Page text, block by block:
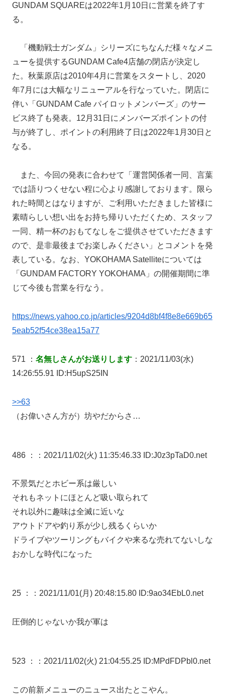
GUNDAM SQUAREは2022年1月10日に営業を終了す
る。
「機動戦士ガンダム」シリーズにちなんだ様々なメニ
ューを提供するGUNDAM Cafe4店舗の閉店が決定し
た。秋葉原店は2010年4月に営業をスタートし、2020
年7月には大幅なリニューアルを行なっていた。閉店に
伴い「GUNDAM Cafe パイロットメンバーズ」のサー
ビス終了も発表。12月31日にメンバーズポイントの付
与が終了し、ポイントの利用終了日は2022年1月30日と
なる。
また、今回の発表に合わせて「運営関係者一同、言葉
では語りつくせない程に心より感謝しております。限ら
れた時間とはなりますが、ご利用いただきました皆様に
素晴らしい想い出をお持ち帰りいただくため、スタッフ
一同、精一杯のおもてなしをご提供させていただきます
ので、是非最後までお楽しみください」とコメントを発
表している。なお、YOKOHAMA Satelliteについては
「GUNDAM FACTORY YOKOHAMA」の開催期間に準
じて今後も営業を行なう。
https://news.yahoo.co.jp/articles/9204d8bf4f8e8e669b65
5eab52f54ce38ea15a77
571 ： 名無しさんがお送りします ：2021/11/03(水)
14:26:55.91 ID:H5upS25IN
>>63
（お偉いさん方が）坊やだからさ…
486 ： ：2021/11/02(火) 11:35:46.33 ID:J0z3pTaD0.net
不景気だとホビー系は厳しい
それもネットにほとんど吸い取られて
それ以外に趣味は全滅に近いな
アウトドアや釣り系が少し残るくらいか
ドライブやツーリングもバイクや来るな売れてないしな
おかしな時代になった
25 ： ：2021/11/01(月) 20:48:15.80 ID:9ao34EbL0.net
圧倒的じゃないか我が軍は
523 ： ：2021/11/02(火) 21:04:55.25 ID:MPdFDPbl0.net
この前新メニューのニュース出たとこやん。